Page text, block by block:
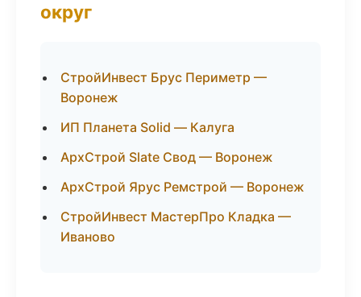
округ
СтройИнвест Брус Периметр —
Воронеж
ИП Планета Solid — Калуга
АрхСтрой Slate Свод — Воронеж
АрхСтрой Ярус Ремстрой — Воронеж
СтройИнвест МастерПро Кладка —
Иваново